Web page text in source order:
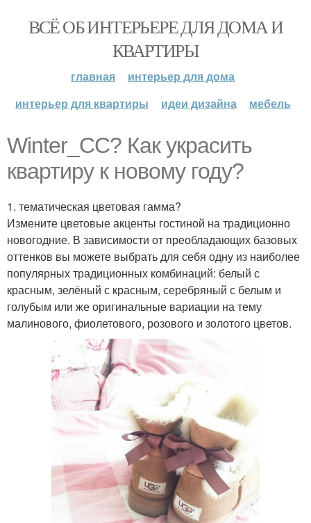
ВСЁ ОБ ИНТЕРЬЕРЕ ДЛЯ ДОМА И
КВАРТИРЫ
главная
интерьер для дома
интерьер для квартиры
идеи дизайна мебель
Winter_CC? Как украсить
квартиру к новому году?
1. тематическая цветовая гамма?
Измените цветовые акценты гостиной на традиционно
новогодние. В зависимости от преобладающих базовых
оттенков вы можете выбрать для себя одну из наиболее
популярных традиционных комбинаций: белый с
красным, зелёный с красным, серебряный с белым и
голубым или же оригинальные вариации на тему
малинового, фиолетового, розового и золотого цветов.